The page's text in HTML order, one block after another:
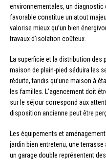
environnementales, un diagnostic
favorable constitue un atout
valorise mieux qu’un bien
travaux d’isolation coûteux.
La superficie et la distribution
maison de plain-pied séduira les
réduite, tandis qu’une maison à
les familles. L’agencement doit
sur le séjour correspond aux
disposition ancienne peut être
Les équipements et
jardin bien entretenu, une
un garage double représentent